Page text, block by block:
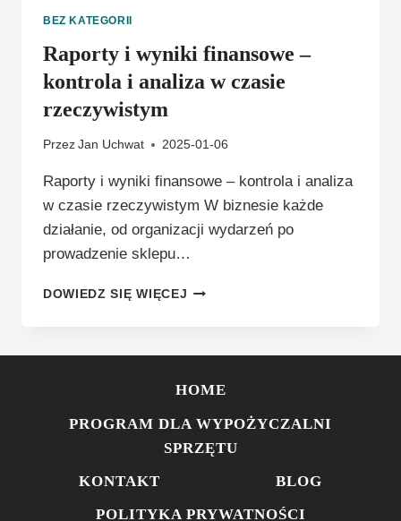
BEZ KATEGORII
Raporty i wyniki finansowe –
kontrola i analiza w czasie
rzeczywistym
Przez Jan Uchwat 2025-01-06
Raporty i wyniki finansowe – kontrola i analiza
w czasie rzeczywistym W biznesie każde
działanie, od organizacji wydarzeń po
prowadzenie sklepu…
DOWIEDZ SIĘ WIĘCEJ RAPORTY
KONTROLA
ANALIZA
W
CZASIE
RZECZYWISTYM
HOME
PROGRAM DLA WYPOŻYCZALNI
SPRZĘTU
KONTAKT
BLOG
POLITYKA PRYWATNOŚCI